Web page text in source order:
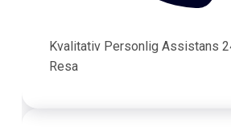
Kvalitativ Personlig Assistans
Resa